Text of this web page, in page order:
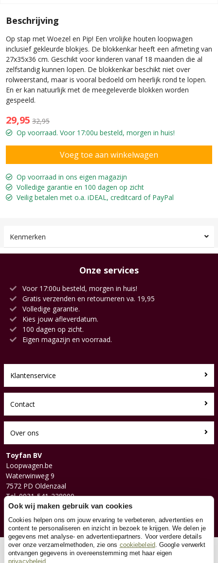
Beschrijving
Op stap met Woezel en Pip! Een vrolijke houten loopwagen
inclusief gekleurde blokjes. De blokkenkar heeft een afmeting van
27x35x36 cm. Geschikt voor kinderen vanaf 18 maanden die al
zelfstandig kunnen lopen. De blokkenkar beschikt niet over
rolweerstand, maar is vooral bedoeld om heerlijk rond te lopen.
En er kan natuurlijk met de meegeleverde blokken worden
gespeeld.
29,95 32,95
Op voorraad. Voor 17:00u besteld, morgen in huis!
Op voorraad in ons eigen magazijn
Volledige garantie en 100 dagen op zicht
Veilig betalen met o.a. iDEAL, creditcard of PayPal
Kenmerken
Onze services
Voor 17:00u besteld, morgen in huis!
Gratis verzenden en retourneren va. 19,95
Volledige garantie.
Kies jouw afleverdatum.
100 dagen op zicht.
Eigen magazijn en voorraad.
Klantenservice
Contact
Over ons
Toyfan BV
Loopwagen.be
Waterwinweg 9
7572 PD Oldenzaal
Tel. 0031-541-228000
Facebook
Instagram
© 2026 Toyfan BV
Ook wij maken gebruik van cookies
Cookies helpen ons om jouw ervaring te verbeteren, advertenties en
content te personaliseren en inzicht in bezoek te krijgen. We delen je
gegevens met analyse- en advertentiepartners. Voor verdere details
over onze verzamelmethoden, zie ons cookiebeleid. Google verwerkt
ontvangen gegevens in overeenstemming met haar eigen
privacybeleid